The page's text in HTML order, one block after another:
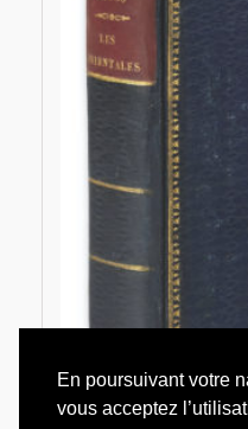
En poursuivant votre
vous acceptez